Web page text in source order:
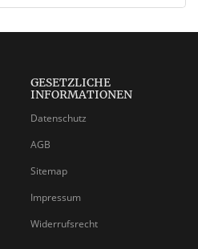
GESETZLICHE
INFORMATIONEN
Datenschutz
AGB
Sitemap
Impressum
Widerrufsrecht